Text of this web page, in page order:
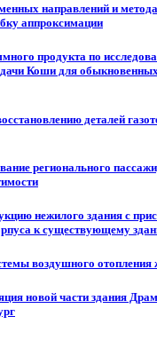
направлений и
аппроксимации
продукта по
Коши для
деталей
регионального
нежилого здания с
к существующему
воздушного отопления
новой части здания